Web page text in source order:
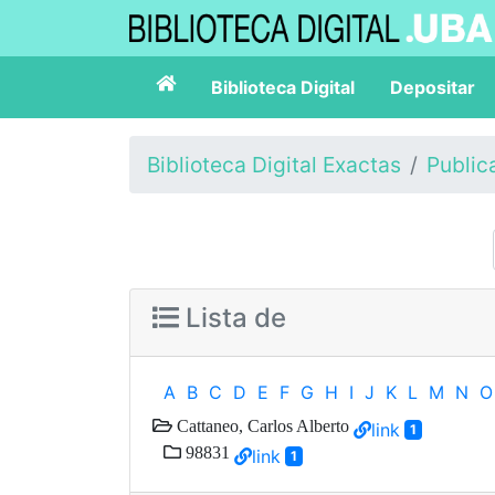
Biblioteca Digital Depositar
Biblioteca Digital Exactas
Lista de
A B C D E F G H I J K L M N O
Cattaneo, Carlos Alberto link 1
98831 link 1